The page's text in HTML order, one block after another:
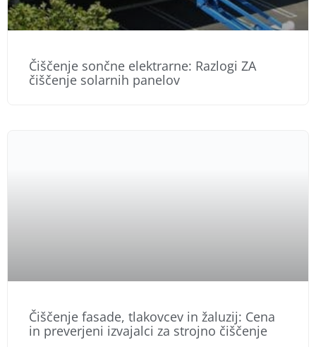
Čiščenje sončne elektrarne: Razlogi ZA
čiščenje solarnih panelov
Čiščenje fasade, tlakovcev in žaluzij: Cena
in preverjeni izvajalci za strojno čiščenje